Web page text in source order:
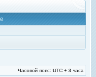
Часовой пояс: UTC + 3 часа